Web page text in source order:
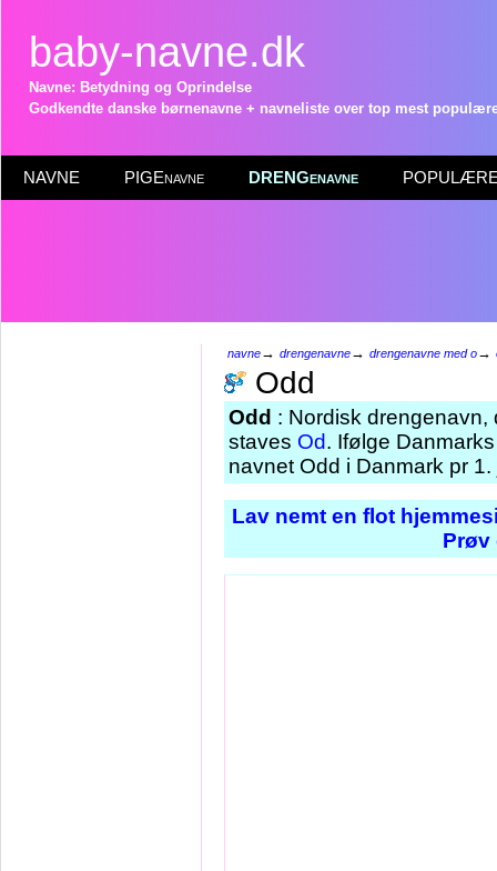
baby-navne.dk
Navne: Betydning og Oprindelse
Godkendte danske børnenavne + navneliste over top mest
NAVNE PIGEnavne DRENGenavne POPULÆRE
navne→ drengenavne→ drengenavne med o→
Odd
Odd : Nordisk
staves Od. Ifølge
navnet Odd i Danmark pr
Lav nemt en flot
Prøv